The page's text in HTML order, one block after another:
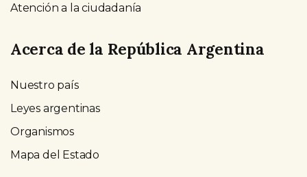
Atención a la ciudadanía
Acerca de la República Argentina
Nuestro país
Leyes argentinas
Organismos
Mapa del Estado